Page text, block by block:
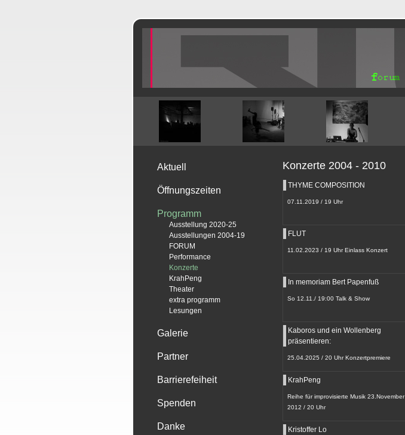
Aktuell
Öffnungszeiten
Programm
Ausstellung 2020-25
Ausstellungen 2004-19
FORUM
Performance
Konzerte
KrahPeng
Theater
extra programm
Lesungen
Galerie
Partner
Barrierefeiheit
Spenden
Danke
Konzerte 2004 - 2010
THYME COMPOSITION
07.11.2019 / 19 Uhr
FLUT
11.02.2023 / 19 Uhr Einlass Konzert
In memoriam Bert Papenfuß
So 12.11./ 19:00 Talk & Show
Kaboros und ein Wollenberg
präsentieren:
25.04.2025 / 20 Uhr Konzertpremiere
KrahPeng
Reihe für improvisierte Musik 23.November
2012 / 20 Uhr
Kristoffer Lo